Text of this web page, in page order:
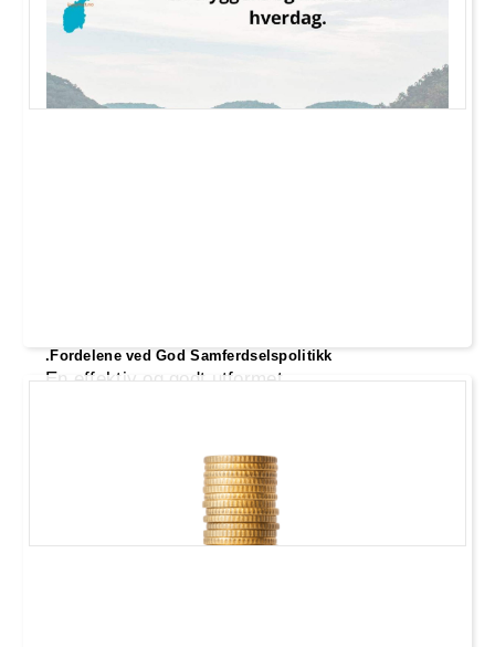
.Fordelene ved God Samferdselspolitikk
En effektiv og godt utformet
fornuft og innbyggernes livskvalitet.